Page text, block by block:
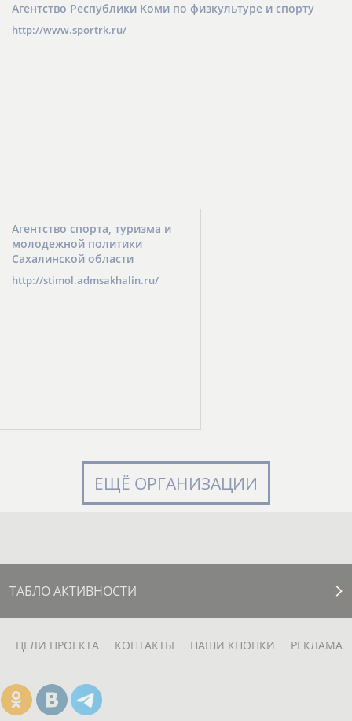
Агентство Республики Коми по физкультуре и спорту
http://www.sportrk.ru/
Агентство спорта, туризма и
молодежной политики
Сахалинской области
http://stimol.admsakhalin.ru/
ЕЩЁ ОРГАНИЗАЦИИ
ТАБЛО АКТИВНОСТИ
ЦЕЛИ ПРОЕКТА КОНТАКТЫ НАШИ КНОПКИ РЕКЛАМА